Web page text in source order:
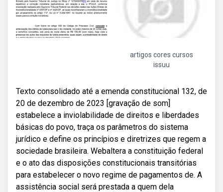
artigos cores cursos
issuu
Texto consolidado até a emenda constitucional 132, de
20 de dezembro de 2023 [gravação de som]
estabelece a inviolabilidade de direitos e liberdades
básicas do povo, traça os parâmetros do sistema
jurídico e define os princípios e diretrizes que regem a
sociedade brasileira. Webaltera a constituição federal
e o ato das disposições constitucionais transitórias
para estabelecer o novo regime de pagamentos de. A
assistência social será prestada a quem dela